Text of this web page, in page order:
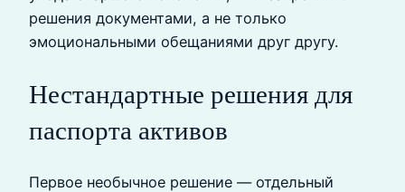
решения документами, а не только
эмоциональными обещаниями друг другу.
Нестандартные решения для
паспорта активов
Первое необычное решение — отдельный